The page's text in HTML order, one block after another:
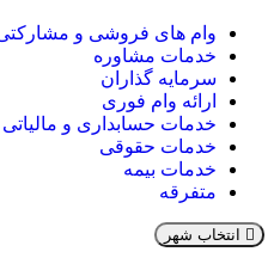
وام های فروشی و
خدمات مشاوره
سرمایه گذاران
ارائه وام فوری
خدمات حسابداری و مالیاتی
خدمات حقوقی
خدمات بیمه
متفرقه